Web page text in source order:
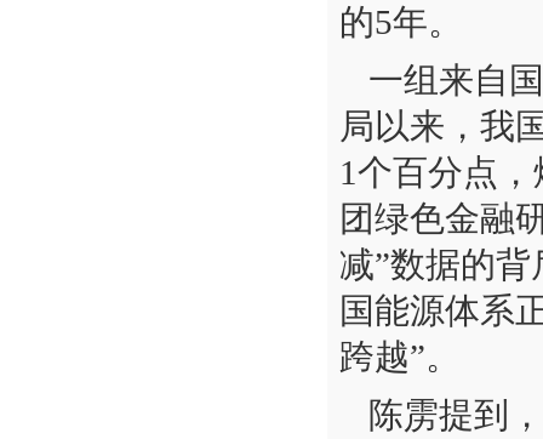
的5年。
一组来自
局以来，我
1个百分点
团绿色金融
减”数据的
国能源体系
跨越”。
陈雳提到